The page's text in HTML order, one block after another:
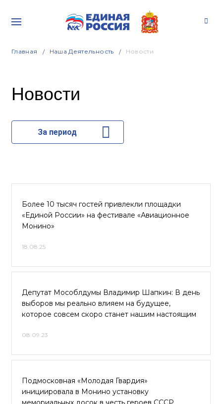
Главная Наша Деятельность Новости
Новости
За период
Более 10 тысяч гостей привлекли площадки
«Единой России» на фестивале «Авиационное
Монино»
18.08.25
Депутат Мособлдумы Владимир Шапкин: В день
выборов мы реально влияем на будущее,
которое совсем скоро станет нашим настоящим
08.09.23
Подмосковная «Молодая Гвардия»
инициировала в Монино установку